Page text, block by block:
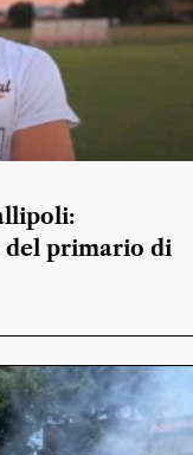
del primario di